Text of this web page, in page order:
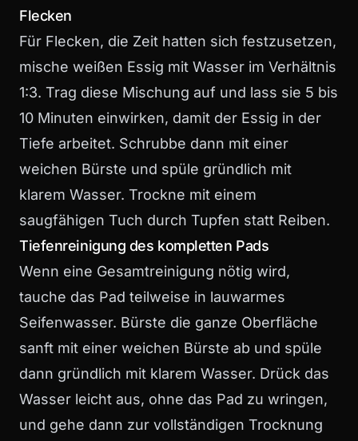
Flecken
Für Flecken, die Zeit hatten sich festzusetzen,
mische weißen Essig mit Wasser im Verhältnis
1:3. Trag diese Mischung auf und lass sie 5 bis
10 Minuten einwirken, damit der Essig in der
Tiefe arbeitet. Schrubbe dann mit einer
weichen Bürste und spüle gründlich mit
klarem Wasser. Trockne mit einem
saugfähigen Tuch durch Tupfen statt Reiben.
Tiefenreinigung des kompletten Pads
Wenn eine Gesamtreinigung nötig wird,
tauche das Pad teilweise in lauwarmes
Seifenwasser. Bürste die ganze Oberfläche
sanft mit einer weichen Bürste ab und spüle
dann gründlich mit klarem Wasser. Drück das
Wasser leicht aus, ohne das Pad zu wringen,
und gehe dann zur vollständigen Trocknung